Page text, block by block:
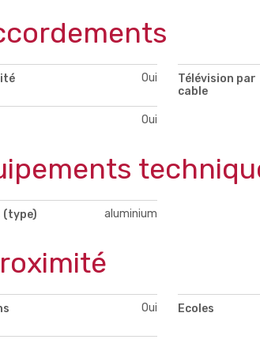
Oui
Télévision par
cable
Oui
(type) aluminium
Oui Ecoles